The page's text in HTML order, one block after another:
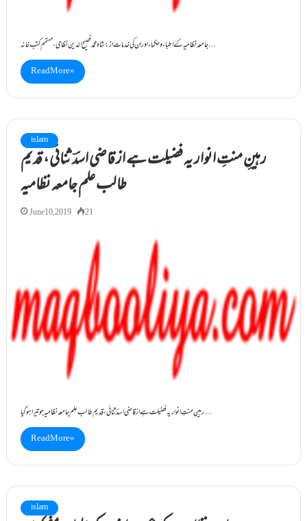
جامعہ نظامیہ کے اطباء و حکماء اور ان کی خدمات از : شاہ محمد فصیح الدین نظامی ، مہتمم کتب خانہ…
Read More »
islam
رہینِ منتِ انوار یہ فضیلت ہے از قاضی اسدؔ ثنائی ، قدیم
طالب علم جامعہ نظامیہ
June 10, 2019 21
رہینِ منتِ انوار یہ فضیلت ہے از قاضی اسدؔ ثنائی ، قدیم طالب علم جامعہ نظامیہ جو تیرا ہو گیا…
Read More »
islam